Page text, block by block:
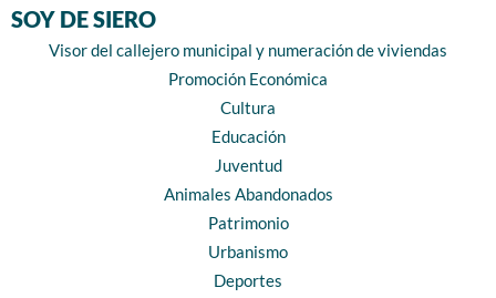
SOY DE SIERO
Visor del callejero municipal y numeración de viviendas
Promoción Económica
Cultura
Educación
Juventud
Animales Abandonados
Patrimonio
Urbanismo
Deportes